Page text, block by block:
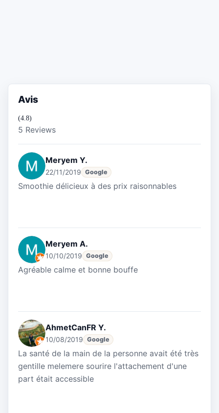
Avis
(4.8)
5 Reviews
Meryem Y.
22/11/2019 Google
Smoothie délicieux à des prix raisonnables
Meryem A.
10/10/2019 Google
Agréable calme et bonne bouffe
AhmetCanFR Y.
10/08/2019 Google
La santé de la main de la personne avait été très
gentille melemere sourire l'attachement d'une
part était accessible